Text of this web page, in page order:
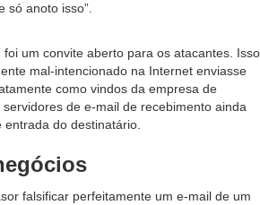
só anoto isso”.
foi um convite aberto para os atacantes. Isso
mal-intencionado na Internet enviasse
como vindos da empresa de
de e-mail de recebimento ainda
do destinatário.
falsificar perfeitamente um e-mail de um